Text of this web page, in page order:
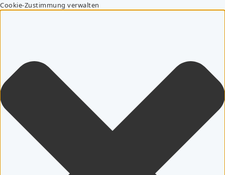
Cookie-Zustimmung verwalten